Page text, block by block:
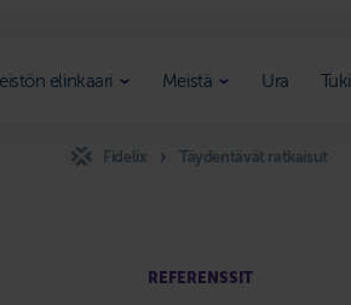
elinkaari Meistä Ura Tuki
Fidelix Täydentävät ratkaisut
REFERENSSIT